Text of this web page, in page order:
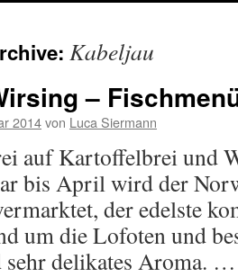
Kabeljau
–
2014von Luca Siermann
auf Kartoffelbrei und
bis April wird der
der edelste
um die Lofoten und
sehr delikates Aroma.